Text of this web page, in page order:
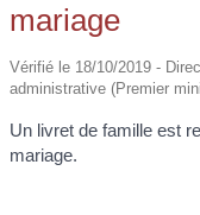
mariage
Vérifié le 18/10/2019 -
administrative (Premier
Un livret de famille est
mariage.